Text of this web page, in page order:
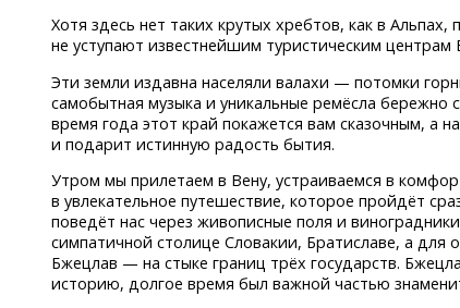
Хотя здесь нет таких крутых хребтов, как в
не уступают известнейшим туристическим центрам
Эти земли издавна населяли валахи — потомки
самобытная музыка и уникальные ремёсла бережно
время года этот край покажется вам сказочным, а
и подарит истинную радость бытия.
Утром мы прилетаем в Вену, устраиваемся в
в увлекательное путешествие, которое пройдёт
поведёт нас через живописные поля и
симпатичной столице Словакии, Братиславе, а для
Бжецлав — на стыке границ трёх государств.
историю, долгое время был важной частью